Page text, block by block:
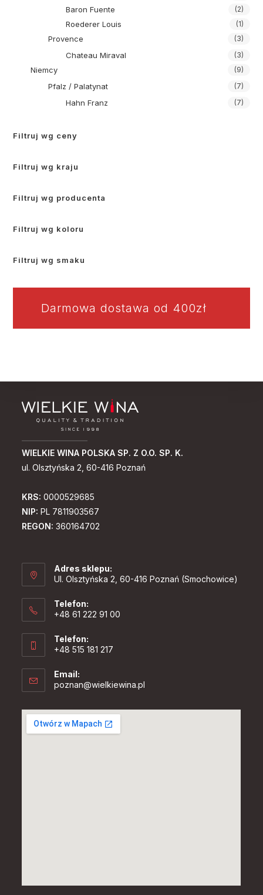
Baron Fuente (2)
Roederer Louis (1)
Provence (3)
Chateau Miraval (3)
Niemcy (9)
Pfalz / Palatynat (7)
Hahn Franz (7)
Filtruj wg ceny
Filtruj wg kraju
Filtruj wg producenta
Filtruj wg koloru
Filtruj wg smaku
Darmowa dostawa od 400zł
WIELKIE WINA POLSKA SP. Z O.O. SP. K.
ul. Olsztyńska 2, 60-416 Poznań
KRS: 0000529685
NIP: PL 7811903567
REGON: 360164702
Adres sklepu:
Ul. Olsztyńska 2, 60-416 Poznań (Smochowice)
Telefon:
+48 61 222 91 00
Telefon:
+48 515 181 217
Email:
poznan@wielkiewina.pl